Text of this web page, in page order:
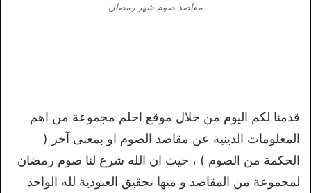
مقاصد صوم شهر رمضان
قدمنا لكم اليوم من خلال موقع احلم مجموعة من اهم
المعلومات الدينية عن مقاصد الصوم او بمعنى آخر (
الحكمة من الصوم ) ، حيث ان الله شرع لنا صوم رمضان
لمجموعة من المقاصد و منها تحقيق العبودية لله الواحد